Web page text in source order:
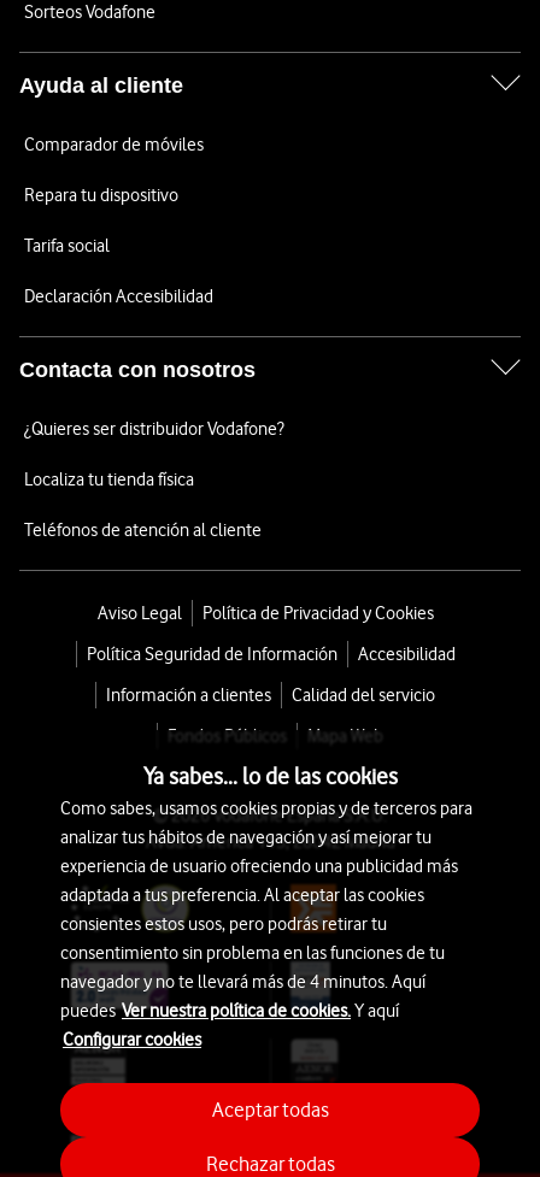
Sorteos Vodafone
Ayuda al cliente
Comparador de móviles
Repara tu dispositivo
Tarifa social
Declaración Accesibilidad
Contacta con nosotros
¿Quieres ser distribuidor Vodafone?
Localiza tu tienda física
Teléfonos de atención al cliente
Aviso Legal
Política de Privacidad y Cookies
Política Seguridad de Información
Accesibilidad
Información a clientes
Calidad del servicio
Fondos Públicos
Mapa Web
© 2026 Vodafone España S.A.U.
Avda. América 115, 28042 Madrid
Ya sabes... lo de las cookies
Como sabes, usamos cookies propias y de terceros para
analizar tus hábitos de navegación y así mejorar tu
experiencia de usuario ofreciendo una publicidad más
adaptada a tus preferencia. Al aceptar las cookies
consientes estos usos, pero podrás retirar tu
consentimiento sin problema en las funciones de tu
navegador y no te llevará más de 4 minutos. Aquí
puedesVer nuestra política de cookies.Y aquí
Configurar cookies
Rechazar todas
Aceptar todas